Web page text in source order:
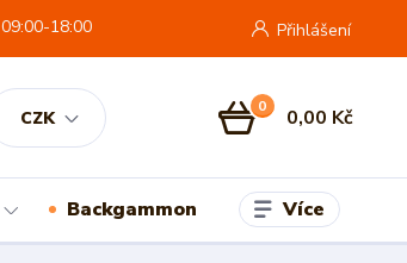
CZK
Přihlášení
09:00-18:00
0 0,00 Kč
Backgammon Více